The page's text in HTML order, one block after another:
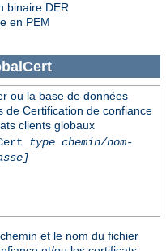
binaire DER
en PEM
ou la base de données
de Certification de confiance
clients globaux
type chemin/nom-
et le nom du fichier